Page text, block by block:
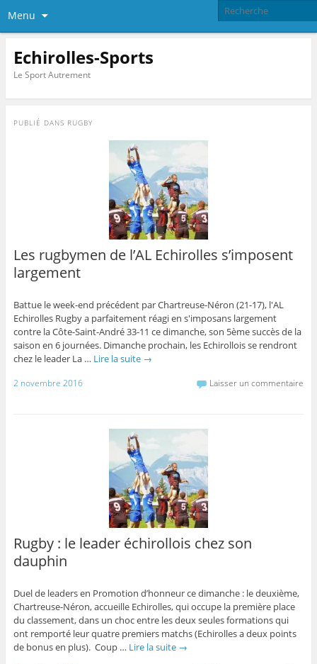
Menu
Echirolles-Sports
Le Sport Autrement
PUBLIÉ DANS RUGBY
Les rugbymen de l’AL Echirolles s’imposent
largement
Battue le week-end précédent par Chartreuse-Néron (21-17), l'AL
Echirolles Rugby a parfaitement réagi en s'imposans largement
contre la Côte-Saint-André 33-11 ce dimanche, son 5ème succès de la
saison en 6 journées. Dimanche prochain, les Echirollois se rendront
chez le leader La … Lire la suite →
2 novembre 2016 Laisser un commentaire
Rugby : le leader échirollois chez son
dauphin
Duel de leaders en Promotion d’honneur ce dimanche : le deuxième,
Chartreuse-Néron, accueille Echirolles, qui occupe la première place
du classement, dans un choc entre les deux seules formations qui
ont remporté leur quatre premiers matchs (Echirolles a deux points
de bonus en plus). Coup … Lire la suite →